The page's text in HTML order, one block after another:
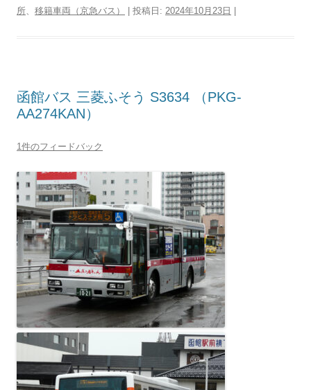
所
移籍車両（京急バス） | 投稿日: 2024年10月23日
函館バス 三菱ふそう S3634 （PKG-
AA274KAN）
1件のフィードバック